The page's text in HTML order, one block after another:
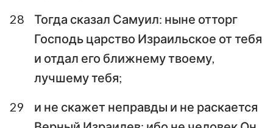
28
Тогда сказал Самуил: ныне отторг
Господь царство Израильское от тебя
и отдал его ближнему твоему,
лучшему тебя;
29
и не скажет неправды и не раскается